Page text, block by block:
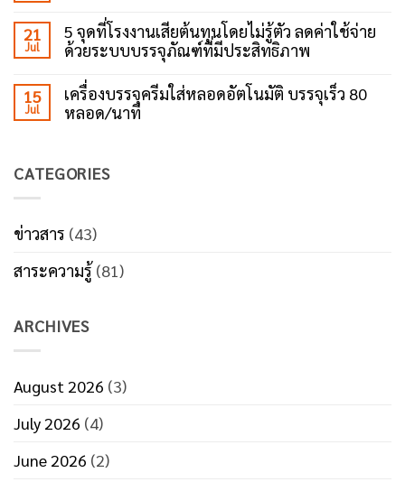
ปิด
เทป
กาว?
เครื่อง
ปิด
เทป
ช่วย
เพิ่ม
ใช้
เทป
ได้
แปล
ว่า
21
Jul
5 จุดที่โรงงานเสียต้นทุนโดยไม่รู้ตัว ลดค่าใช้จ่าย
ด้วยระบบบรรจุภัณฑ์ที่มีประสิทธิภาพ
Comments
on
5
จุด
ต้นทุน
ลด
ค่า
จ่าย
ภัณฑ์
15
Jul
เครื่องบรรจุครีมใส่หลอดอัตโนมัติ บรรจุเร็ว 80
หลอด/นาที
เครื่อง
หลอด
อัตโนมัติ
เร็ว
80
CATEGORIES
ข่าวสาร (43)
สาระความรู้ (81)
ARCHIVES
August 2026 (3)
July 2026 (4)
June 2026 (2)